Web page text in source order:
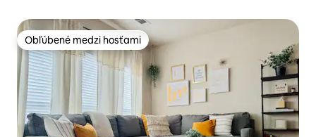
Obľúbené medzi hosťami
Obľúbené medzi hosťami